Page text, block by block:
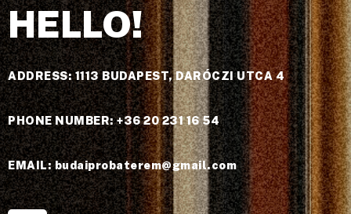
HELLO!
ADDRESS: 1113 BUDAPEST, DARÓCZI UTCA 4
PHONE NUMBER: +36 20 231 16 54
EMAIL: budaiprobaterem@gmail.com